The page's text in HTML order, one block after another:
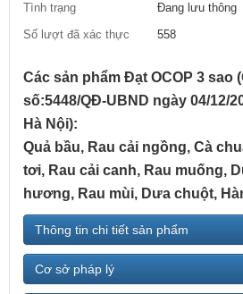
Tình trạng
Đang lưu thông
Số lượt đã xác thực
558
Các sản phẩm Đạt OCOP 3 sao
số:5448/QĐ-UBND ngày 04/12/
Hà Nội):
Quả bầu, Rau cải ngồng, Cà
tơi, Rau cải canh, Rau muống,
hương, Rau mùi, Dưa chuột,
Thông tin chi tiết sản phẩm
Cơ sở pháp lý